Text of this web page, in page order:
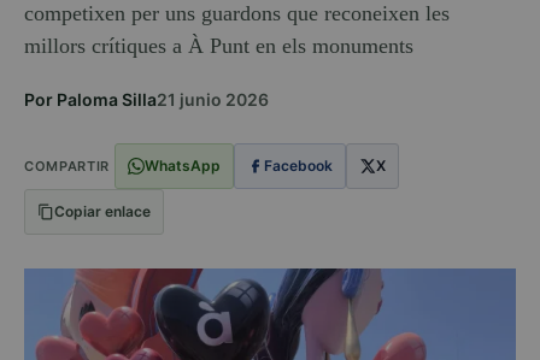
competixen per uns guardons que reconeixen les
millors crítiques a À Punt en els monuments
Por Paloma Silla21 junio 2026
COMPARTIR WhatsApp Facebook X
Copiar enlace